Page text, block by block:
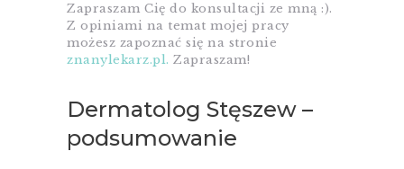
Zapraszam Cię do konsultacji ze mną :).
Z opiniami na temat mojej pracy
możesz zapoznać się na stronie
znanylekarz.pl. Zapraszam!
Dermatolog Stęszew –
podsumowanie